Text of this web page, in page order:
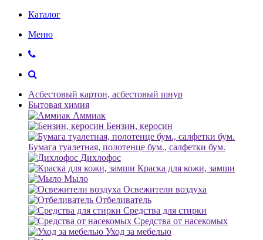
Каталог
Меню
Асбестовый картон, асбестовый шнур
Бытовая химия
Аммиак
Бензин, керосин
Бумага туалетная, полотенце бум., салфетки бум.
Дихлофос
Краска для кожи, замши
Мыло
Освежители воздуха
Отбеливатель
Средства для стирки
Средства от насекомых
Уход за мебелью